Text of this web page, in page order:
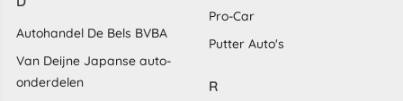
Autohandel De Bels BVBA
Van Deijne Japanse auto-
onderdelen
Pro-Car
Putter Auto's
R